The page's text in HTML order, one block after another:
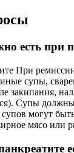
есть при
При
супы,
закипания,
Супы
супов могут
мясо или